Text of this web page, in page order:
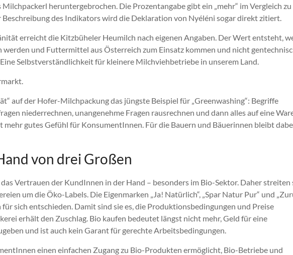
heruntergebrochen. Die Prozentangabe gibt ein „mehr“ im Vergleich zu
Beschreibung des Indikators wird die Deklaration von Nyéléni sogar direkt zitiert.
erreicht die Kitzbüheler Heumilch nach eigenen Angaben. Der Wert entsteht,
werden und Futtermittel aus Österreich zum Einsatz kommen und nicht
Selbstverständlichkeit für kleinere Milchviehbetriebe in unserem Land.
auf der Hofer-Milchpackung das jüngste Beispiel für „Greenwashing“: Begriffe
niederrechnen, unangenehme Fragen rausrechnen und dann alles auf eine
mehr gutes Gefühl für KonsumentInnen. Für die Bauern und Bäuerinnen bleibt
von drei Großen
Vertrauen der KundInnen in der Hand – besonders im Bio-Sektor. Daher streiten
um die Öko-Labels. Die Eigenmarken „Ja! Natürlich“, „Spar Natur Pur“ und
für sich entschieden. Damit sind sie es, die Produktionsbedingungen und Preise
erhält den Zuschlag. Bio kaufen bedeutet längst nicht mehr, Geld für eine
und ist auch kein Garant für gerechte Arbeitsbedingungen.
einen einfachen Zugang zu Bio-Produkten ermöglicht, Bio-Betriebe und